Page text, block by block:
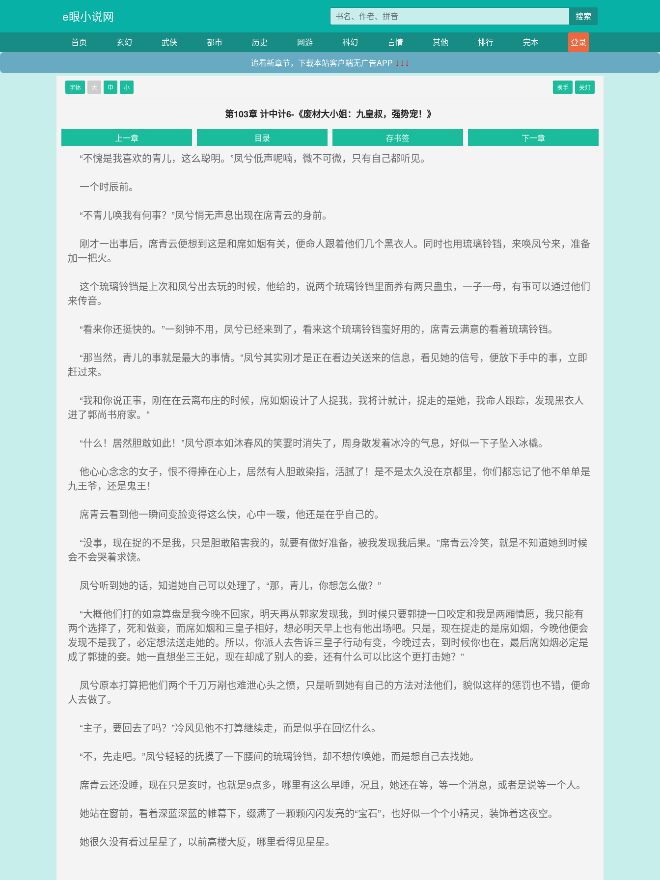
e眼小说网 搜索
首页 玄幻 武侠 都市 历史 网游 科幻 言情 其他 排行 完本
登录
追看新章节，下载本站客户端无广告APP ↓↓↓
字体 大 中 小 换手 关灯
第103章 计中计6-《废材大小姐：九皇叔，强势宠！》
上一章 目录 存书签 下一章
“不愧是我喜欢的青儿，这么聪明。”凤兮低声呢喃，微不可微，只有自己都听见。
一个时辰前。
“不青儿唤我有何事？”凤兮悄无声息出现在席青云的身前。
刚才一出事后，席青云便想到这是和席如烟有关，便命人跟着他们几个黑衣人。同时也用琉璃铃铛，来唤凤兮来，准备
加一把火。
这个琉璃铃铛是上次和凤兮出去玩的时候，他给的，说两个琉璃铃铛里面养有两只蛊虫，一子一母，有事可以通过他们
来传音。
“看来你还挺快的。”一刻钟不用，凤兮已经来到了，看来这个琉璃铃铛蛮好用的，席青云满意的看着琉璃铃铛。
“那当然，青儿的事就是最大的事情。”凤兮其实刚才是正在看边关送来的信息，看见她的信号，便放下手中的事，立即
赶过来。
“我和你说正事，刚在在云离布庄的时候，席如烟设计了人捉我，我将计就计，捉走的是她，我命人跟踪，发现黑衣人
进了郭尚书府家。”
“什么！居然胆敢如此！”凤兮原本如沐春风的笑霎时消失了，周身散发着冰冷的气息，好似一下子坠入冰橇。
他心心念念的女子，恨不得捧在心上，居然有人胆敢染指，活腻了！是不是太久没在京都里，你们都忘记了他不单单是
九王爷，还是鬼王！
席青云看到他一瞬间变脸变得这么快，心中一暖，他还是在乎自己的。
“没事，现在捉的不是我，只是胆敢陷害我的，就要有做好准备，被我发现我后果。”席青云冷笑，就是不知道她到时候
会不会哭着求饶。
凤兮听到她的话，知道她自己可以处理了，“那，青儿，你想怎么做？”
“大概他们打的如意算盘是我今晚不回家，明天再从郭家发现我，到时候只要郭捷一口咬定和我是两厢情愿，我只能有
两个选择了，死和做妾，而席如烟和三皇子相好，想必明天早上也有他出场吧。只是，现在捉走的是席如烟，今晚他便会
发现不是我了，必定想法送走她的。所以，你派人去告诉三皇子行动有变，今晚过去，到时候你也在，最后席如烟必定是
成了郭捷的妾。她一直想坐三王妃，现在却成了别人的妾，还有什么可以比这个更打击她？”
凤兮原本打算把他们两个千刀万剐也难泄心头之愤，只是听到她有自己的方法对法他们，貌似这样的惩罚也不错，便命
人去做了。
“主子，要回去了吗？”冷风见他不打算继续走，而是似乎在回忆什么。
“不，先走吧。”凤兮轻轻的抚摸了一下腰间的琉璃铃铛，却不想传唤她，而是想自己去找她。
席青云还没睡，现在只是亥时，也就是9点多，哪里有这么早睡，况且，她还在等，等一个消息，或者是说等一个人。
她站在窗前，看着深蓝深蓝的帷幕下，缀满了一颗颗闪闪发亮的“宝石”，也好似一个个小精灵，装饰着这夜空。
她很久没有看过星星了，以前高楼大厦，哪里看得见星星。